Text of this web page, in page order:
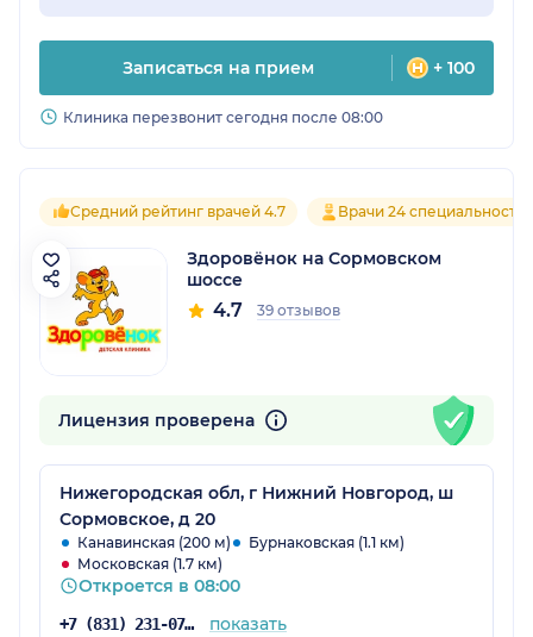
Записаться на прием + 100
Клиника перезвонит сегодня после 08:00
Средний рейтинг врачей 4.7 Врачи 24
Здоровёнок на Сормовском
шоссе
4.7 39 отзывов
Лицензия проверена
Нижегородская обл, г Нижний Новгород, ш
Сормовское, д 20
Канавинская (200 м)
Бурнаковская (1.1 км)
Московская (1.7 км)
Откроется в 08:00
+7 (831) 231-07-42 показать